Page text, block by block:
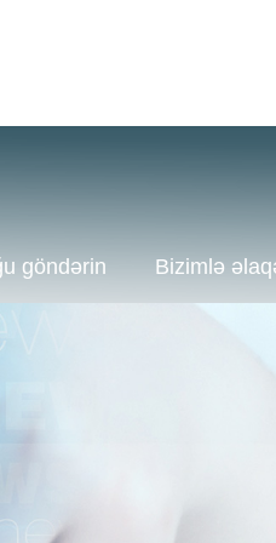
göndərin Bizimlə